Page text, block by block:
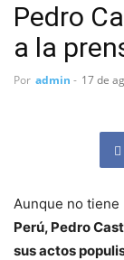
Pedro
a la
Por admin - 17 de
Aunque no tiene
Perú, Pedro
sus actos